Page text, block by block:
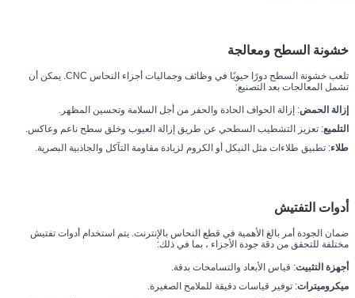
خشونة السطح ومعالجة
تلعب خشونة السطح دورًا حيويًا في وظائف وجماليات أجزاء النحاس CNC. يمكن أن
تشمل المعالجات بعد التصنيع:
إزالة الحمض: إزالة الحواف الحادة والحفر من أجل السلامة وتحسين المظهر.
التلميع: تعزيز التشطيب السطحي عن طريق إزالة العيوب وخلق سطح ناعم وعاكس.
طلاء: تطبيق طلاءات مثل النيكل أو الكروم لزيادة مقاومة التآكل والجاذبية البصرية.
أدوات التفتيش
ضمان الجودة أمر بالغ الأهمية في قطع النحاس بالإنترنت. يتم استخدام أدوات تفتيش
مختلفة للتحقق من دقة جودة الأجزاء ، بما في ذلك:
أجهزة التثبيت: قياس الأبعاد والتسامحات بدقة.
ميكروميترات: توفير قياسات دقيقة للملامح الصغيرة.